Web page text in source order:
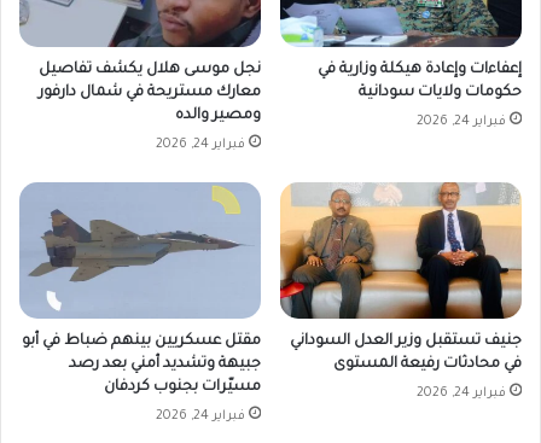
إعفاءات وإعادة هيكلة وزارية في
حكومات ولايات سودانية
فبراير 24, 2026
نجل موسى هلال يكشف تفاصيل
معارك مستريحة في شمال دارفور
ومصير والده
فبراير 24, 2026
جنيف تستقبل وزير العدل السوداني
في محادثات رفيعة المستوى
فبراير 24, 2026
مقتل عسكريين بينهم ضباط في أبو
جبيهة وتشديد أمني بعد رصد
مسيّرات بجنوب كردفان
فبراير 24, 2026